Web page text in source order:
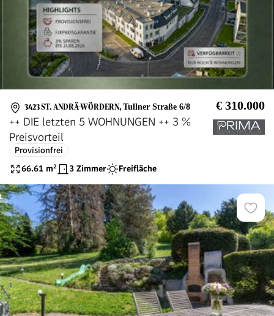
3423 ST. ANDRÄ-WÖRDERN, Tullner Straße 6/8 € 310.000
++ DIE letzten 5 WOHNUNGEN ++ 3 %
Preisvorteil
Provisionfrei
66.61 m² 3 Zimmer Freifläche